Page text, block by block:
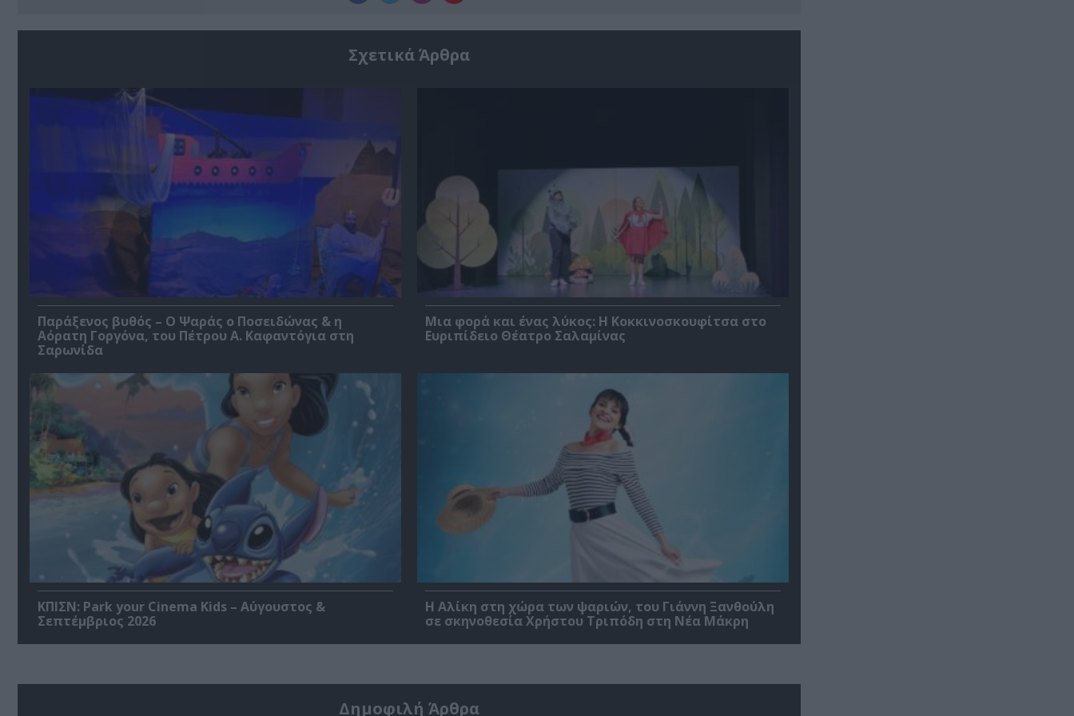
Σχετικά Άρθρα
Παράξενος βυθός – Ο Ψαράς ο Ποσειδώνας & η
Αόρατη Γοργόνα, του Πέτρου Α. Καφαντόγια στη
Σαρωνίδα
Μια φορά και ένας λύκος: Η Κοκκινοσκουφίτσα στο
Ευριπίδειο Θέατρο Σαλαμίνας
ΚΠΙΣΝ: Park your Cinema Kids – Αύγουστος &
Σεπτέμβριος 2026
Η Αλίκη στη χώρα των ψαριών, του Γιάννη Ξανθούλη
σε σκηνοθεσία Χρήστου Τριπόδη στη Νέα Μάκρη
Δημοφιλή Άρθρα